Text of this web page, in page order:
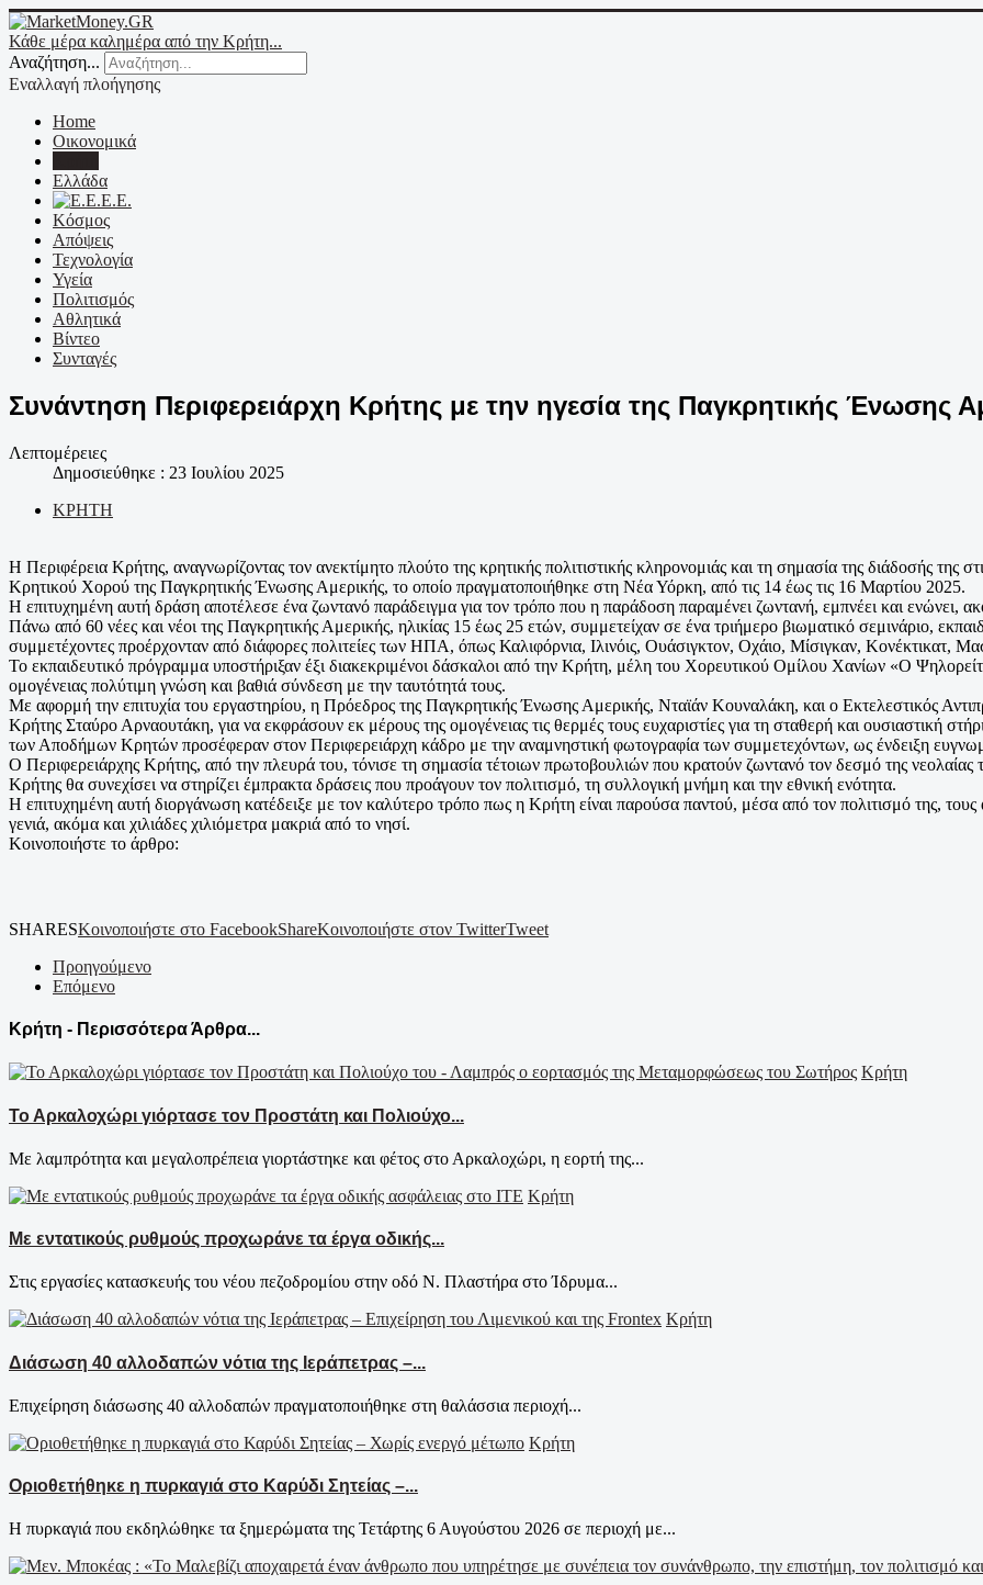
Κάθε μέρα καλημέρα από την Κρήτη...
Αναζήτηση...
Εναλλαγή πλοήγησης
Home
Οικονομικά
Ελλάδα
Ε.Ε.
Κόσμος
Απόψεις
Τεχνολογία
Υγεία
Πολιτισμός
Αθλητικά
Βίντεο
Συνταγές
Συνάντηση Περιφερειάρχη Κρήτης με την ηγεσία της Παγκρητικής Ένωσης
Λεπτομέρειες
Δημοσιεύθηκε : 23 Ιουλίου 2025
ΚΡΗΤΗ
Η Περιφέρεια Κρήτης, αναγνωρίζοντας τον ανεκτίμητο πλούτο της κρητικής πολιτιστικής κληρονομιάς και τη σημασία της διάδοσής της
Κρητικού Χορού της Παγκρητικής Ένωσης Αμερικής, το οποίο πραγματοποιήθηκε στη Νέα Υόρκη, από τις 14 έως τις 16 Μαρτίου 2025.
Η επιτυχημένη αυτή δράση αποτέλεσε ένα ζωντανό παράδειγμα για τον τρόπο που η παράδοση παραμένει ζωντανή, εμπνέει και ενώνει,
Πάνω από 60 νέες και νέοι της Παγκρητικής Αμερικής, ηλικίας 15 έως 25 ετών, συμμετείχαν σε ένα τριήμερο βιωματικό σεμινάριο,
συμμετέχοντες προέρχονταν από διάφορες πολιτείες των ΗΠΑ, όπως Καλιφόρνια, Ιλινόις, Ουάσιγκτον, Οχάιο, Μίσιγκαν, Κονέκτικατ,
Το εκπαιδευτικό πρόγραμμα υποστήριξαν έξι διακεκριμένοι δάσκαλοι από την Κρήτη, μέλη του Χορευτικού Ομίλου Χανίων «Ο
ομογένειας πολύτιμη γνώση και βαθιά σύνδεση με την ταυτότητά τους.
Με αφορμή την επιτυχία του εργαστηρίου, η Πρόεδρος της Παγκρητικής Ένωσης Αμερικής, Νταϊάν Κουναλάκη, και ο Εκτελεστικός
Κρήτης Σταύρο Αρναουτάκη, για να εκφράσουν εκ μέρους της ομογένειας τις θερμές τους ευχαριστίες για τη σταθερή και ουσιαστική
των Αποδήμων Κρητών προσέφεραν στον Περιφερειάρχη κάδρο με την αναμνηστική φωτογραφία των συμμετεχόντων, ως ένδειξη
Ο Περιφερειάρχης Κρήτης, από την πλευρά του, τόνισε τη σημασία τέτοιων πρωτοβουλιών που κρατούν ζωντανό τον δεσμό της νεολαίας
Κρήτης θα συνεχίσει να στηρίζει έμπρακτα δράσεις που προάγουν τον πολιτισμό, τη συλλογική μνήμη και την εθνική ενότητα.
Η επιτυχημένη αυτή διοργάνωση κατέδειξε με τον καλύτερο τρόπο πως η Κρήτη είναι παρούσα παντού, μέσα από τον πολιτισμό της, τους
γενιά, ακόμα και χιλιάδες χιλιόμετρα μακριά από το νησί.
Κοινοποιήστε το άρθρο:
SHARESΚοινοποιήστε στο FacebookShareΚοινοποιήστε στον TwitterTweet
Προηγούμενο
Επόμενο
Κρήτη - Περισσότερα Άρθρα...
Κρήτη
Το Αρκαλοχώρι γιόρτασε τον Προστάτη και Πολιούχο...
Με λαμπρότητα και μεγαλοπρέπεια γιορτάστηκε και φέτος στο Αρκαλοχώρι, η εορτή της...
Κρήτη
Με εντατικούς ρυθμούς προχωράνε τα έργα οδικής...
Στις εργασίες κατασκευής του νέου πεζοδρομίου στην οδό Ν. Πλαστήρα στο Ίδρυμα...
Κρήτη
Διάσωση 40 αλλοδαπών νότια της Ιεράπετρας –...
Επιχείρηση διάσωσης 40 αλλοδαπών πραγματοποιήθηκε στη θαλάσσια περιοχή...
Κρήτη
Οριοθετήθηκε η πυρκαγιά στο Καρύδι Σητείας –...
Η πυρκαγιά που εκδηλώθηκε τα ξημερώματα της Τετάρτης 6 Αυγούστου 2026 σε περιοχή με...